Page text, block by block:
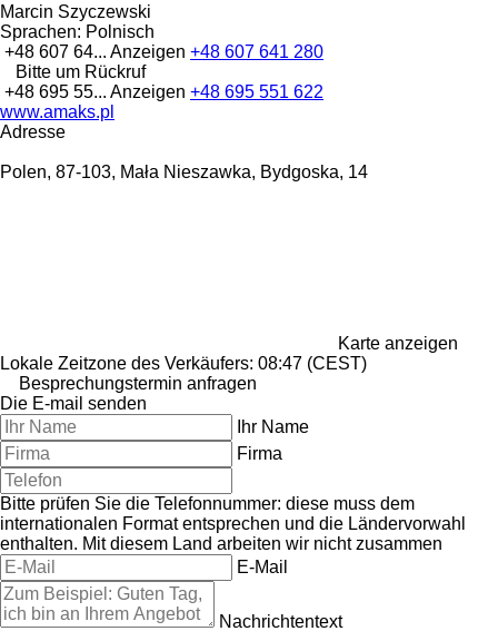
Marcin Szyczewski
Sprachen: Polnisch
+48 607 64... Anzeigen +48 607 641 280
Bitte um Rückruf
+48 695 55... Anzeigen +48 695 551 622
www.amaks.pl
Adresse
Polen, 87-103, Mała Nieszawka, Bydgoska, 14
Karte anzeigen
Lokale Zeitzone des Verkäufers: 08:47 (CEST)
Besprechungstermin anfragen
Die E-mail senden
Ihr Name
Firma
Bitte prüfen Sie die Telefonnummer: diese muss dem
internationalen Format entsprechen und die Ländervorwahl
enthalten. Mit diesem Land arbeiten wir nicht zusammen
E-Mail
Nachrichtentext